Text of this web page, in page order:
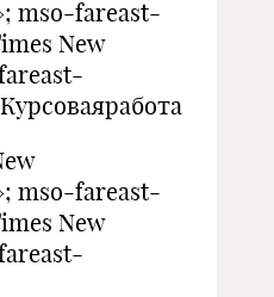
mso-fareast-
New
mso-fareast-
New